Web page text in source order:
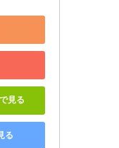
見る
る